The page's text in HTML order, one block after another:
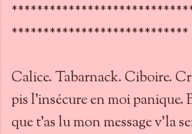
****************************
Calice. Tabarnack. Ciboire.
pis l'insécure en moi panique.
que t'as lu mon message v'la